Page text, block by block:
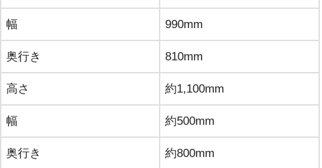
幅 990mm
奥行き 810mm
高さ 約1,100mm
幅 約500mm
奥行き 約800mm